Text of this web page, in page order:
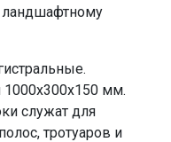
мм.
служат для
тротуаров и